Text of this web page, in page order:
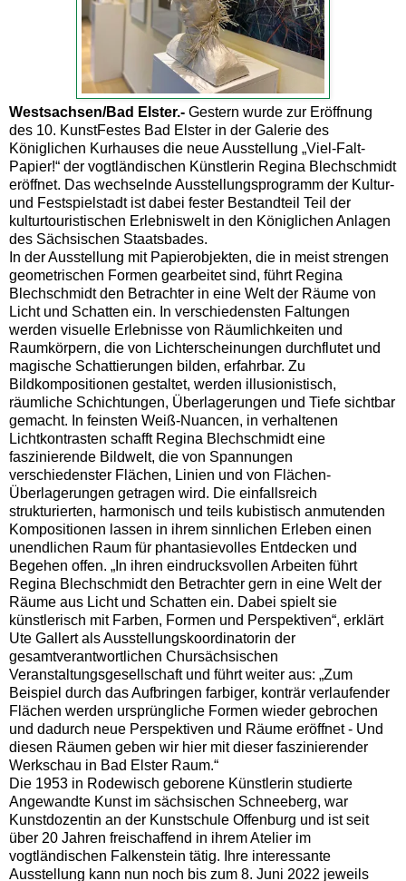
Westsachsen/Bad Elster.- Gestern wurde zur Eröffnung
des 10. KunstFestes Bad Elster in der Galerie des
Königlichen Kurhauses die neue Ausstellung „Viel-Falt-
Papier!“ der vogtländischen Künstlerin Regina Blechschmidt
eröffnet. Das wechselnde Ausstellungsprogramm der Kultur-
und Festspielstadt ist dabei fester Bestandteil Teil der
kulturtouristischen Erlebniswelt in den Königlichen Anlagen
des Sächsischen Staatsbades.
In der Ausstellung mit Papierobjekten, die in meist strengen
geometrischen Formen gearbeitet sind, führt Regina
Blechschmidt den Betrachter in eine Welt der Räume von
Licht und Schatten ein. In verschiedensten Faltungen
werden visuelle Erlebnisse von Räumlichkeiten und
Raumkörpern, die von Lichterscheinungen durchflutet und
magische Schattierungen bilden, erfahrbar. Zu
Bildkompositionen gestaltet, werden illusionistisch,
räumliche Schichtungen, Überlagerungen und Tiefe sichtbar
gemacht. In feinsten Weiß-Nuancen, in verhaltenen
Lichtkontrasten schafft Regina Blechschmidt eine
faszinierende Bildwelt, die von Spannungen
verschiedenster Flächen, Linien und von Flächen-
Überlagerungen getragen wird. Die einfallsreich
strukturierten, harmonisch und teils kubistisch anmutenden
Kompositionen lassen in ihrem sinnlichen Erleben einen
unendlichen Raum für phantasievolles Entdecken und
Begehen offen. „In ihren eindrucksvollen Arbeiten führt
Regina Blechschmidt den Betrachter gern in eine Welt der
Räume aus Licht und Schatten ein. Dabei spielt sie
künstlerisch mit Farben, Formen und Perspektiven“, erklärt
Ute Gallert als Ausstellungskoordinatorin der
gesamtverantwortlichen Chursächsischen
Veranstaltungsgesellschaft und führt weiter aus: „Zum
Beispiel durch das Aufbringen farbiger, konträr verlaufender
Flächen werden ursprüngliche Formen wieder gebrochen
und dadurch neue Perspektiven und Räume eröffnet - Und
diesen Räumen geben wir hier mit dieser faszinierender
Werkschau in Bad Elster Raum.“
Die 1953 in Rodewisch geborene Künstlerin studierte
Angewandte Kunst im sächsischen Schneeberg, war
Kunstdozentin an der Kunstschule Offenburg und ist seit
über 20 Jahren freischaffend in ihrem Atelier im
vogtländischen Falkenstein tätig. Ihre interessante
Ausstellung kann nun noch bis zum 8. Juni 2022 jeweils